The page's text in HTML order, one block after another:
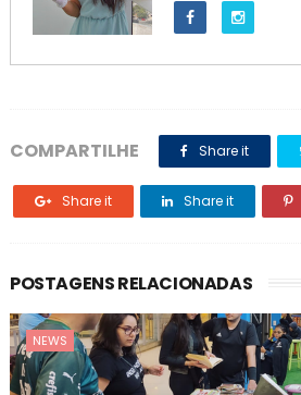
COMPARTILHE Share it
Share it Share it
POSTAGENS RELACIONADAS
NEWS